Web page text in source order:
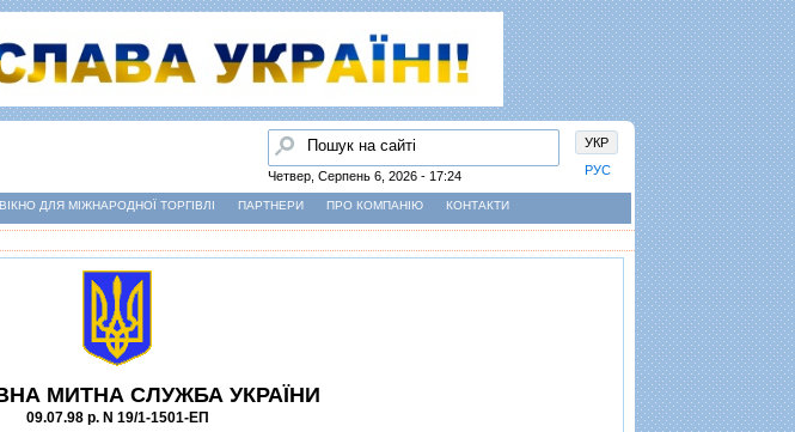
УКР
РУС
Пошук
Четвер, Серпень 6, 2026 - 17:24
ДЛЯ МІЖНАРОДНОЇ ТОРГІВЛІ ПАРТНЕРИ ПРО КОМПАНІЮ КОНТАКТИ
МИТНА СЛУЖБА УКРАЇНИ
09.07.98 р. N 19/1-1501-ЕП